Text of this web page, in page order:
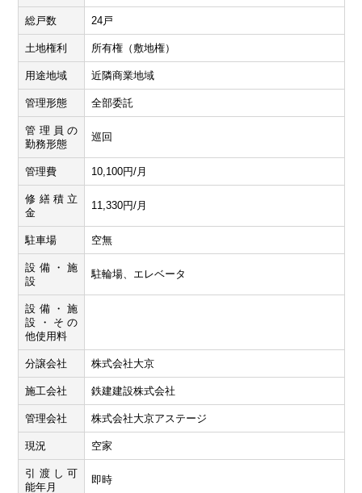
総戸数 24戸
土地権利 所有権（敷地権）
用途地域 近隣商業地域
管理形態 全部委託
管理員の
勤務形態
巡回
管理費 10,100円/月
修繕積立
金
11,330円/月
駐車場 空無
設備・施
設
駐輪場、エレベータ
設備・施
設・その
他使用料
分譲会社 株式会社大京
施工会社 鉄建建設株式会社
管理会社 株式会社大京アステージ
現況 空家
引渡し可
能年月
即時